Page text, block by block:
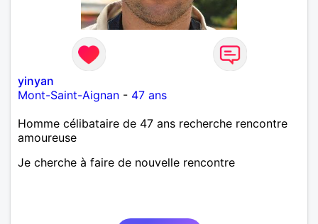
yinyan
Mont-Saint-Aignan - 47 ans
Homme célibataire de 47 ans recherche rencontre
amoureuse
Je cherche à faire de nouvelle rencontre